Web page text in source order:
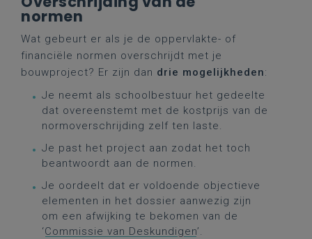
normen
Wat gebeurt er als je de oppervlakte- of
financiële normen overschrijdt met je
bouwproject? Er zijn dan drie mogelijkheden:
Je neemt als schoolbestuur het gedeelte
dat overeenstemt met de kostprijs van de
normoverschrijding zelf ten laste.
Je past het project aan zodat het toch
beantwoordt aan de normen.
Je oordeelt dat er voldoende objectieve
elementen in het dossier aanwezig zijn
om een afwijking te bekomen van de
‘Commissie van Deskundigen’.